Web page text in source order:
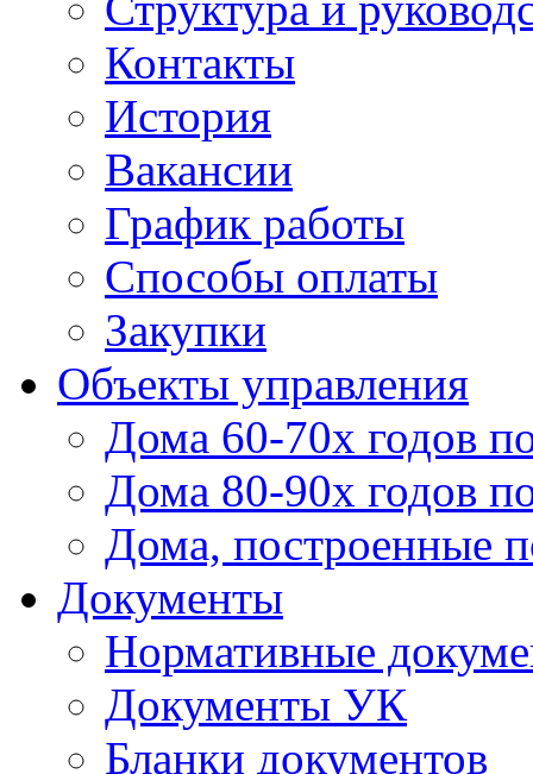
Контакты
История
Вакансии
График работы
Способы оплаты
Закупки
Объекты управления
Дома 60-70х годов
Дома 80-90х годов
Дома, построенные
Документы
Нормативные
Документы УК
Бланки документов